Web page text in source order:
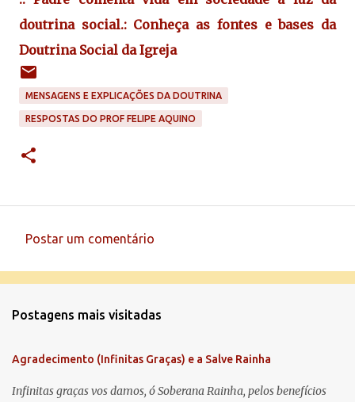
doutrina social.: Conheça as fontes e bases da
Doutrina Social da Igreja
MENSAGENS E EXPLICAÇÕES DA DOUTRINA
RESPOSTAS DO PROF FELIPE AQUINO
e
t
á
Postar um comentário
Postagens mais visitadas
Agradecimento (Infinitas Graças) e a Salve Rainha
Infinitas graças vos damos, ó Soberana Rainha, pelos benefícios